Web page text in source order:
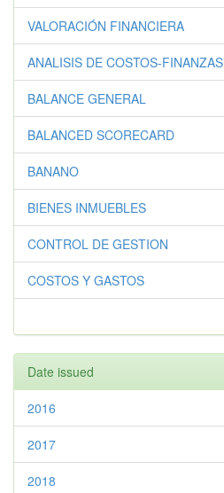
VALORACIÓN FINANCIERA
ANALISIS DE COSTOS-FINANZAS
BALANCE GENERAL
BALANCED SCORECARD
BANANO
BIENES INMUEBLES
CONTROL DE GESTION
COSTOS Y GASTOS
Date issued
2016
2017
2018